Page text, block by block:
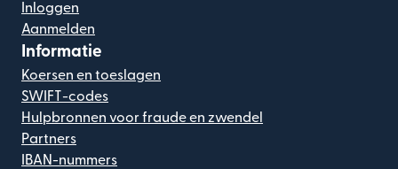
Inloggen
Aanmelden
Informatie
Koersen en toeslagen
SWIFT-codes
Hulpbronnen voor fraude en zwendel
Partners
IBAN-nummers